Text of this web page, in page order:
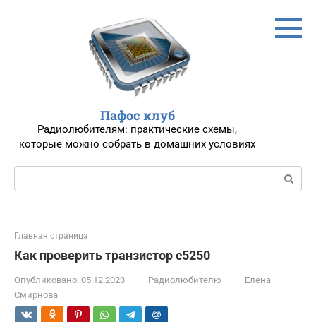
Пафос клуб
Радиолюбителям: практические схемы,
которые можно собрать в домашних условиях
Поиск:
Главная страница
Как проверить транзистор c5250
Опубликовано: 05.12.2023 Радиолюбителю
Елена
Смирнова